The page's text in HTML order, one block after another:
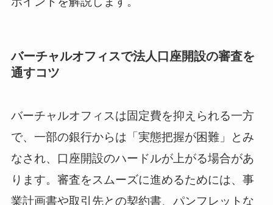
バーチャルオフィスで法人口座開設の審査を
通すコツ
バーチャルオフィスは固定費を抑えられる一方
で、一部の銀行からは「実態把握が困難」とみ
なされ、口座開設のハードルが上がる場合があ
ります。審査をスムーズに進めるためには、事
業計画書や取引先との契約書、パンフレットな